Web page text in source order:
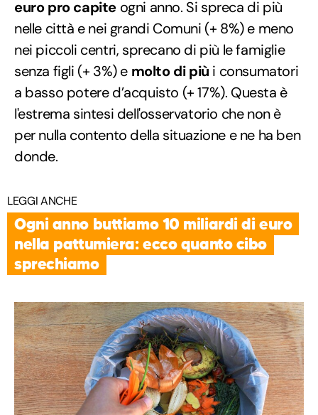
euro pro capite ogni anno. Si spreca di più
nelle città e nei grandi Comuni (+ 8%) e meno
nei piccoli centri, sprecano di più le famiglie
senza figli (+ 3%) e molto di più i consumatori
a basso potere d’acquisto (+ 17%). Questa è
l'estrema sintesi dell'osservatorio che non è
per nulla contento della situazione e ne ha ben
donde.
LEGGI ANCHE
Ogni anno buttiamo 10 miliardi di euro
nella pattumiera: ecco quanto cibo
sprechiamo